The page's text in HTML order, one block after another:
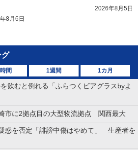
8月6日
2026年8月5日
グ
間 1週間 1カ月
飲むと倒れる「ふらつくビアグラスbyよ
市に2拠点目の大型物流拠点 関西最大
惑を否定「誹謗中傷はやめて」 生産者を